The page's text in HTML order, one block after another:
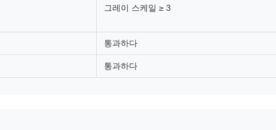
그레이 스케일 ≥ 3
통과하다
통과하다